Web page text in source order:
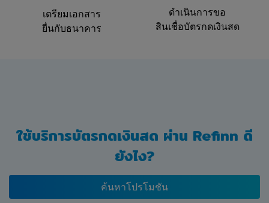
กับบริษัท ดังนั้น บริษัทไม่มีความรับผิดชอบหรือรับผิดต่อ
การซื้อของท่าน ความเหมาะสมหรือคุณภาพของ
ผลิตภัณฑ์หรือบริการหรือสัญญาที่ท่านเข้าทำกับผู้ให้
ข.หากท่านสร้างบัญชีขึ้นผ่านเว็บไซต์ของบริษัท หรือหาก
ท่าน (ด้วยประการอื่นใด) ยื่นข้อมูลส่วนบุคคล (ตามที่
นิยามในนโยบายว่าด้วยการเก็บรักษาข้อมูลส่วนบุคคล)
หรือข้อมูลอื่นๆ ให้แก่บริษัท ท่านรับรองว่า ข้อมูลที่ท่าน
มอบให้เป็นความจริง ทันสมัย ถูกต้องและสมบูรณ์
เตรียมเอกสาร
ยื่นกับธนาคาร
ดำเนินการขอ
สินเชื่อบัตรกดเงินสด
ใช้บริการบัตรกดเงินสด ผ่าน Refinn ดี
ยังไง?
ค้นหาโปรโมชัน